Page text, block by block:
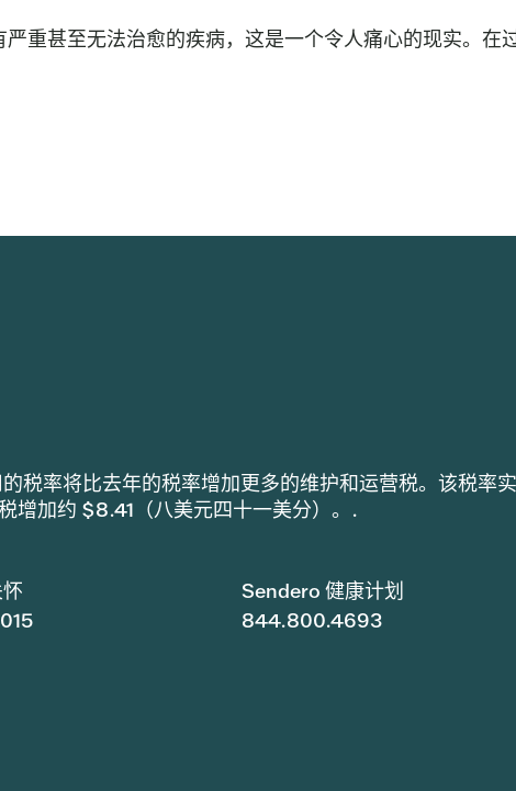
重甚至无法治愈的疾病，这是一个令人痛心的现实。在
税率将比去年的税率增加更多的维护和运营税。该税率
增加约 $8.41（八美元四十一美分）。.
Sendero 健康计划
844.800.4693